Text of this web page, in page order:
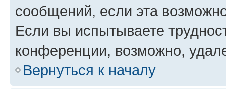
сообщений, если эта
Если вы испытываете
конференции, возможно,
Вернуться к началу